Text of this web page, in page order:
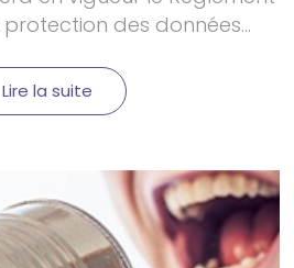
des données...
Lire la suite